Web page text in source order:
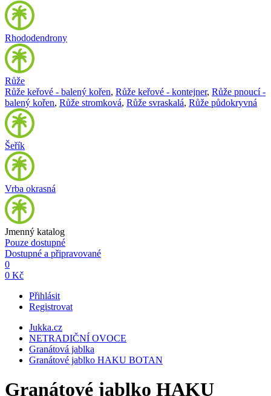
Rhododendrony
Růže
Růže keřové - balený kořen, Růže keřové - kontejner, Růže pnoucí -
balený kořen, Růže stromková, Růže svraskalá, Růže půdokryvná
Šeřík
Vrba okrasná
Jmenný katalog
Pouze dostupné
Dostupné a připravované
0
0 Kč
Přihlásit
Registrovat
Jukka.cz
NETRADIČNÍ OVOCE
Granátová jablka
Granátové jablko HAKU BOTAN
Granátové jablko HAKU